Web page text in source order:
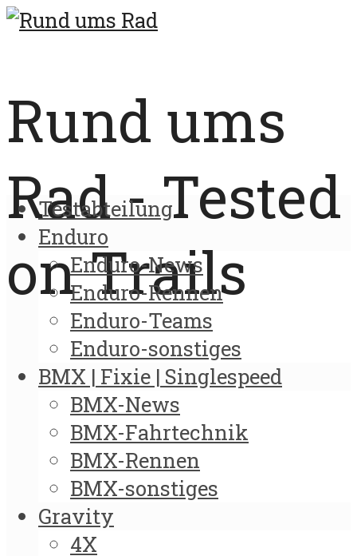
Rund ums
Rad - Tested
on Trails
Testabteilung
Enduro
Enduro-News
Enduro-Rennen
Enduro-Teams
Enduro-sonstiges
BMX | Fixie | Singlespeed
BMX-News
BMX-Fahrtechnik
BMX-Rennen
BMX-sonstiges
Gravity
4X